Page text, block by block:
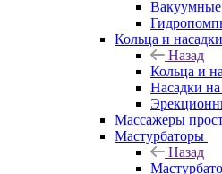
Кольца и насадки
Назад
Кольца и
Насадки на
Массажеры
Мастурбаторы
Назад